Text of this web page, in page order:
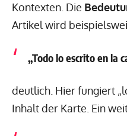
Kontexten. Die
Artikel wird
„Todo lo escrito en la
deutlich. Hier fungiert
Inhalt der Karte. Ein